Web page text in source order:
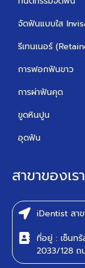
จัดฟันแบบใส
รีเทนเนอร์
การฟอกฟันขาว
การผ่าฟันคุด
ขูดหินปูน
อุดฟัน
สาขาของเรา
iDentist สา
ที่อยู่ : เซ็นทรั
2033/128